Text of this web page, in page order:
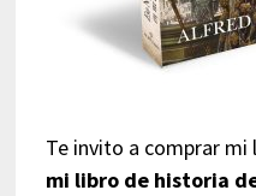
Te invito a comprar mi
mi libro de historia